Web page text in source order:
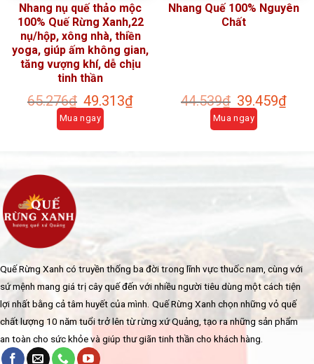
Nhang nụ quế thảo mộc
100% Quế Rừng Xanh,22
nụ/hộp, xông nhà, thiền
yoga, giúp ấm không gian,
tăng vượng khí, dễ chịu
tinh thần
65.276₫ 49.313₫
Mua ngay
Nhang Quế 100% Nguyên
Chất
44.539₫ 39.459₫
Mua ngay
Quế Rừng Xanh có truyền thống ba đời trong lĩnh vực thuốc nam, cùng với
sứ mệnh mang giá trị cây quế đến với nhiều người tiêu dùng một cách tiện
lợi nhất bằng cả tâm huyết của mình. Quế Rừng Xanh chọn những vỏ quế
chất lượng 10 năm tuổi trở lên từ rừng xứ Quảng, tạo ra những sản phẩm
an toàn cho sức khỏe và giúp thư giãn tinh thần cho khách hàng.